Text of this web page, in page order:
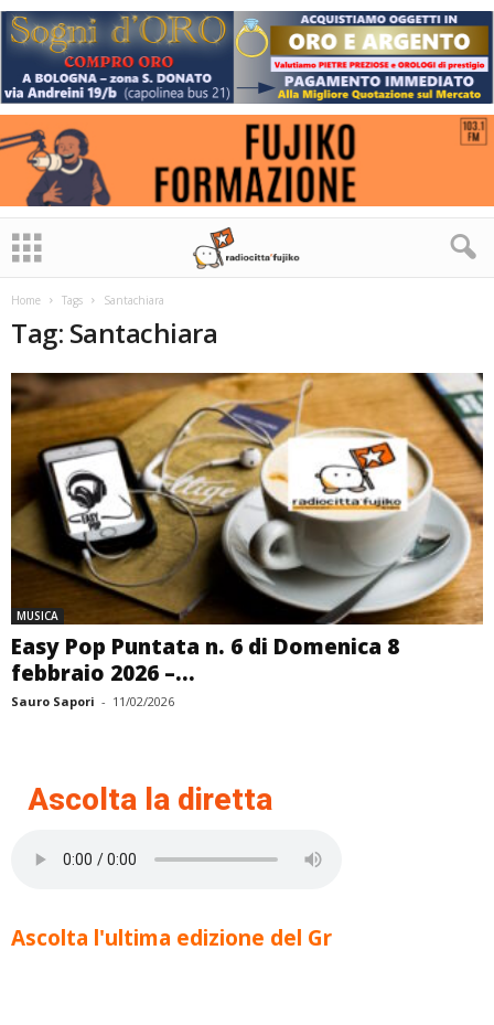
Home Tags Santachiara
Tag: Santachiara
MUSICA
Easy Pop Puntata n. 6 di Domenica 8
febbraio 2026 –...
Sauro Sapori - 11/02/2026
Ascolta la diretta
Ascolta l'ultima edizione del Gr